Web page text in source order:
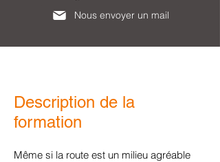
Nous envoyer un mail
Description de la
formation
​Même si la route est un milieu agréable